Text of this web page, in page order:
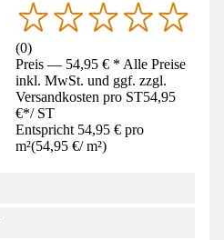
(0)
Preis — 54,95 € * Alle Preise
inkl. MwSt. und ggf. zzgl.
Versandkosten pro ST54,95
€*/ ST
Entspricht 54,95 € pro
m²(54,95 €/ m²)